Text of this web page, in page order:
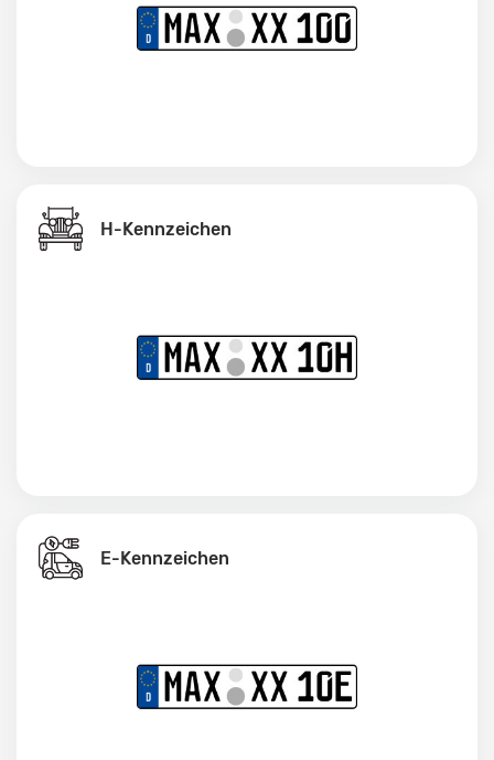
H-Kennzeichen
E-Kennzeichen